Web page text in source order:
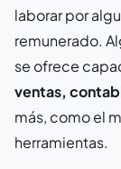
laborar por
remunerado.
se ofrece
ventas,
más, como el
herramientas.